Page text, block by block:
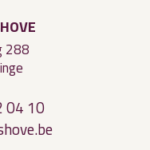
288
04 10
hove.be